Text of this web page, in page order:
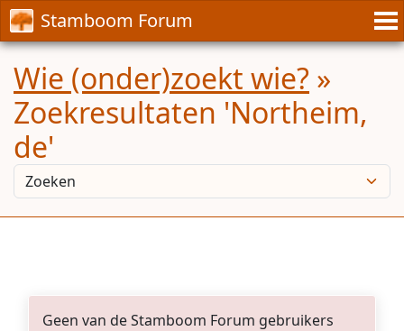
Stamboom Forum
Wie (onder)zoekt wie? »
Zoekresultaten 'Northeim,
de'
Geen van de Stamboom Forum gebruikers